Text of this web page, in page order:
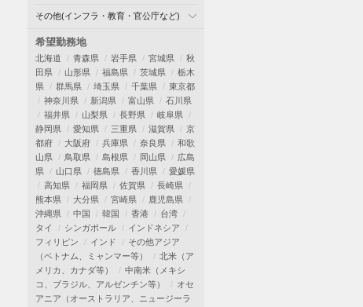
その他(インフラ・教育・官公庁など)
希望勤務地
北海道 青森県 岩手県 宮城県
秋
田県
山形県 福島県 茨城県
栃木
県
群馬県 埼玉県 千葉県
東京都
神奈川県
新潟県 富山県
石川県
福井県
山梨県 長野県
岐阜県
静岡県
愛知県 三重県 滋賀県
京
都府
大阪府 兵庫県 奈良県
和歌
山県
鳥取県 島根県 岡山県
広島
県
山口県 徳島県 香川県
愛媛県
高知県
福岡県 佐賀県
長崎県
熊本県
大分県 宮崎県
鹿児島県
沖縄県
中国 韓国 香港
台湾
タイ
シンガポール
インドネシア
フィリピン
インド
その他アジア
（ベトナム、ミャンマー等）
北米（ア
メリカ、カナダ等）
中南米（メキシ
コ、ブラジル、アルゼンチン等）
オセ
アニア（オーストラリア、ニュージーラ